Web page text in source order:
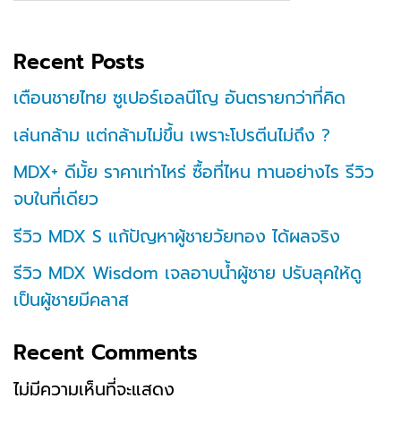
Recent Posts
เตือนชายไทย ซูเปอร์เอลนีโญ อันตรายกว่าที่คิด
เล่นกล้าม แต่กล้ามไม่ขึ้น เพราะโปรตีนไม่ถึง ?
MDX+ ดีมั้ย ราคาเท่าไหร่ ซื้อที่ไหน ทานอย่างไร รีวิว
จบในที่เดียว
รีวิว MDX S แก้ปัญหาผู้ชายวัยทอง ได้ผลจริง
รีวิว MDX Wisdom เจลอาบน้ำผู้ชาย ปรับลุคให้ดู
เป็นผู้ชายมีคลาส
Recent Comments
ไม่มีความเห็นที่จะแสดง